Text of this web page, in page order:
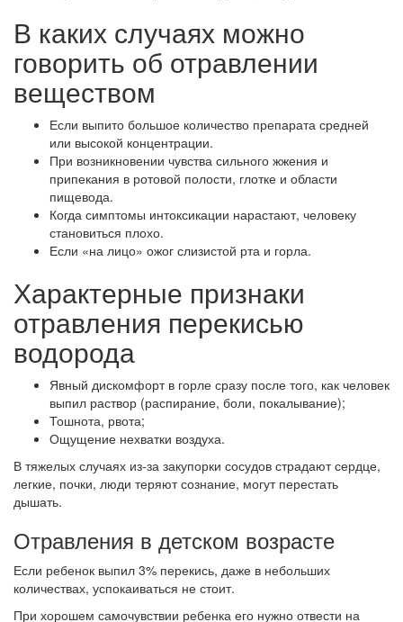
В каких случаях можно
говорить об отравлении
веществом
Если выпито большое количество препарата средней
или высокой концентрации.
При возникновении чувства сильного жжения и
припекания в ротовой полости, глотке и области
пищевода.
Когда симптомы интоксикации нарастают, человеку
становиться плохо.
Если «на лицо» ожог слизистой рта и горла.
Характерные признаки
отравления перекисью
водорода
Явный дискомфорт в горле сразу после того, как человек
выпил раствор (распирание, боли, покалывание);
Тошнота, рвота;
Ощущение нехватки воздуха.
В тяжелых случаях из-за закупорки сосудов страдают сердце,
легкие, почки, люди теряют сознание, могут перестать
дышать.
Отравления в детском возрасте
Если ребенок выпил 3% перекись, даже в небольших
количествах, успокаиваться не стоит.
При хорошем самочувствии ребенка его нужно отвести на